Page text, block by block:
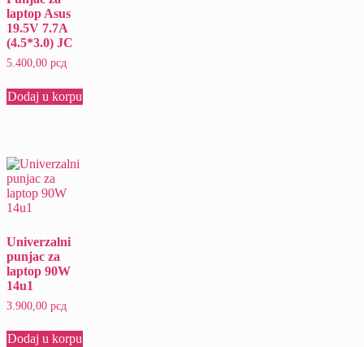
laptop Asus
19.5V 7.7A
(4.5*3.0) JC
5.400,00 рсд
Dodaj u korpu
Univerzalni
punjac za
laptop 90W
14u1
3.900,00 рсд
Dodaj u korpu